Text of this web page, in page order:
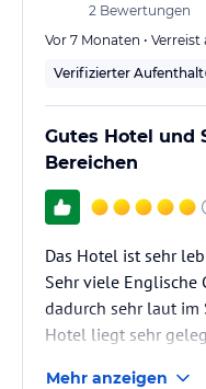
2 Bewertungen
Vor 7 Monaten •
Verifizierter Aufenthalt
Gutes Hotel und
Bereichen
Das Hotel ist sehr
Sehr viele Englische
dadurch sehr laut im
Hotel liegt sehr
Mehr anzeigen